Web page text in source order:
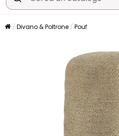
Divano & Poltrone Pouf